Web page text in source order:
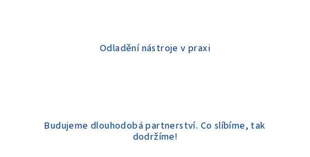
Odladění nástroje v praxi
Budujeme dlouhodobá partnerství. Co slíbíme, tak
dodržíme!